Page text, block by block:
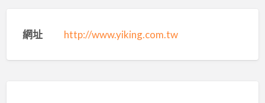
網址 http://www.yiking.com.tw